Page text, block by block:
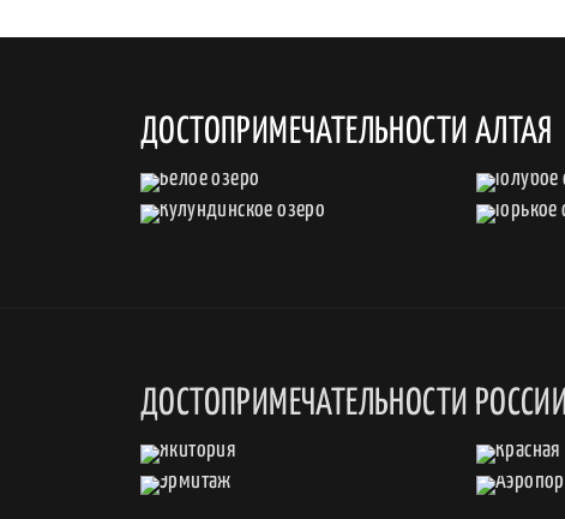
ДОСТОПРИМЕЧАТЕЛЬНОСТИ АЛТАЯ
ДОСТОПРИМЕЧАТЕЛЬНОСТИ РОССИИ